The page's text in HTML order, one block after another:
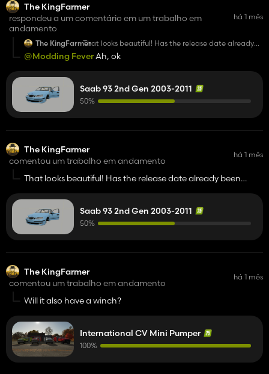
The KingFarmer
respondeu a um comentário em um trabalho em
andamento
há 1 mês
The KingFarmerThat looks beautiful! Has the release date already
been planned?
@Modding FeverAh, ok
Saab 93 2nd Gen 2003-2011
50%
The KingFarmer
comentou um trabalho em andamento
há 1 mês
That looks beautiful! Has the release date already been
Saab 93 2nd Gen 2003-2011
50%
The KingFarmer
comentou um trabalho em andamento
há 1 mês
Will it also have a winch?
International CV Mini Pumper
100%